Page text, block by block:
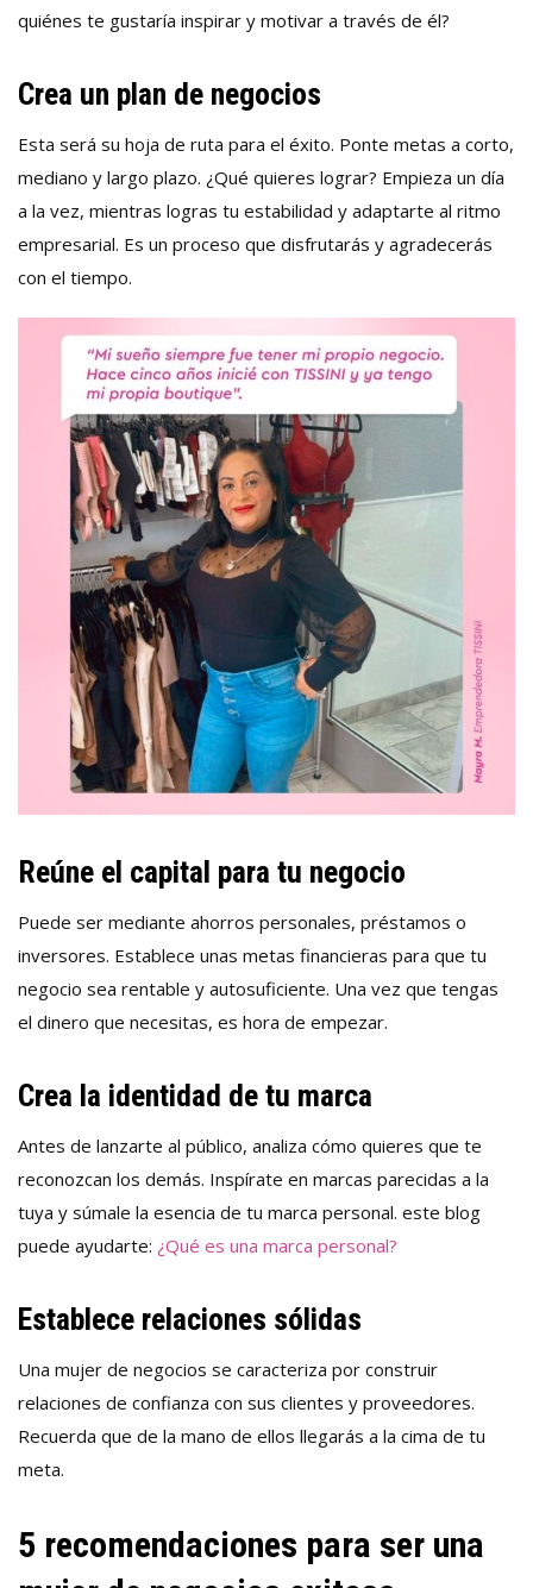
quiénes te gustaría inspirar y motivar a través de él?
Crea un plan de negocios
Esta será su hoja de ruta para el éxito. Ponte metas a corto,
mediano y largo plazo. ¿Qué quieres lograr? Empieza un día
a la vez, mientras logras tu estabilidad y adaptarte al ritmo
empresarial. Es un proceso que disfrutarás y agradecerás
con el tiempo.
Reúne el capital para tu negocio
Puede ser mediante ahorros personales, préstamos o
inversores. Establece unas metas financieras para que tu
negocio sea rentable y autosuficiente. Una vez que tengas
el dinero que necesitas, es hora de empezar.
Crea la identidad de tu marca
Antes de lanzarte al público, analiza cómo quieres que te
reconozcan los demás. Inspírate en marcas parecidas a la
tuya y súmale la esencia de tu marca personal. este blog
puede ayudarte: ¿Qué es una marca personal?
Establece relaciones sólidas
Una mujer de negocios se caracteriza por construir
relaciones de confianza con sus clientes y proveedores.
Recuerda que de la mano de ellos llegarás a la cima de tu
meta.
5 recomendaciones para ser una